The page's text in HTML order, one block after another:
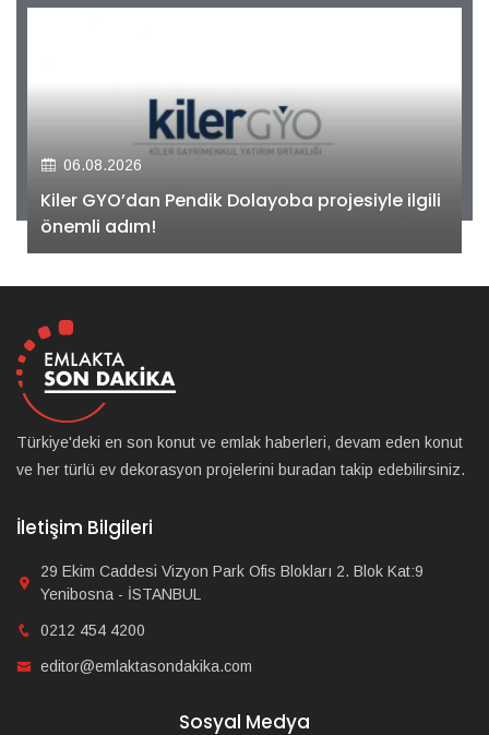
06.08.2026
Kiler GYO’dan Pendik Dolayoba projesiyle ilgili
önemli adım!
Türkiye'deki en son konut ve emlak haberleri, devam eden konut
ve her türlü ev dekorasyon projelerini buradan takip edebilirsiniz.
İletişim Bilgileri
29 Ekim Caddesi Vizyon Park Ofis Blokları 2. Blok Kat:9
Yenibosna - İSTANBUL
0212 454 4200
editor@emlaktasondakika.com
Sosyal Medya